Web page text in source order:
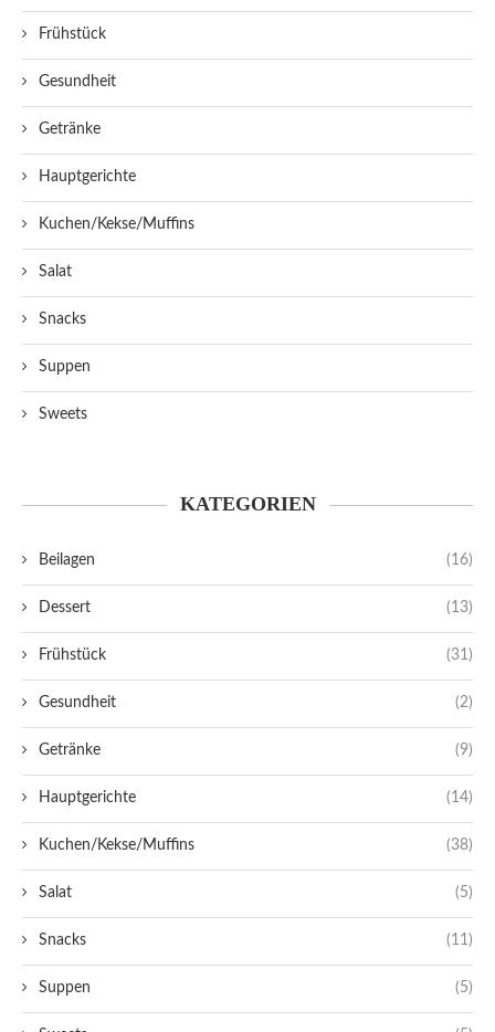
Frühstück
Gesundheit
Getränke
Hauptgerichte
Kuchen/Kekse/Muffins
Salat
Snacks
Suppen
Sweets
KATEGORIEN
Beilagen (16)
Dessert (13)
Frühstück (31)
Gesundheit (2)
Getränke (9)
Hauptgerichte (14)
Kuchen/Kekse/Muffins (38)
Salat (5)
Snacks (11)
Suppen (5)